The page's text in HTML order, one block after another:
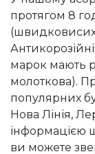
протягом 8
марок мають
молоткова).
популярних
Нова Лінія,
інформацією
ви можете